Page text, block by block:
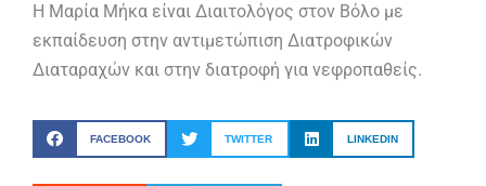
Η Μαρία Μήκα είναι Διαιτολόγος στον Βόλο με
εκπαίδευση στην αντιμετώπιση Διατροφικών
Διαταραχών και στην διατροφή για νεφροπαθείς.
FACEBOOK TWITTER LINKEDIN